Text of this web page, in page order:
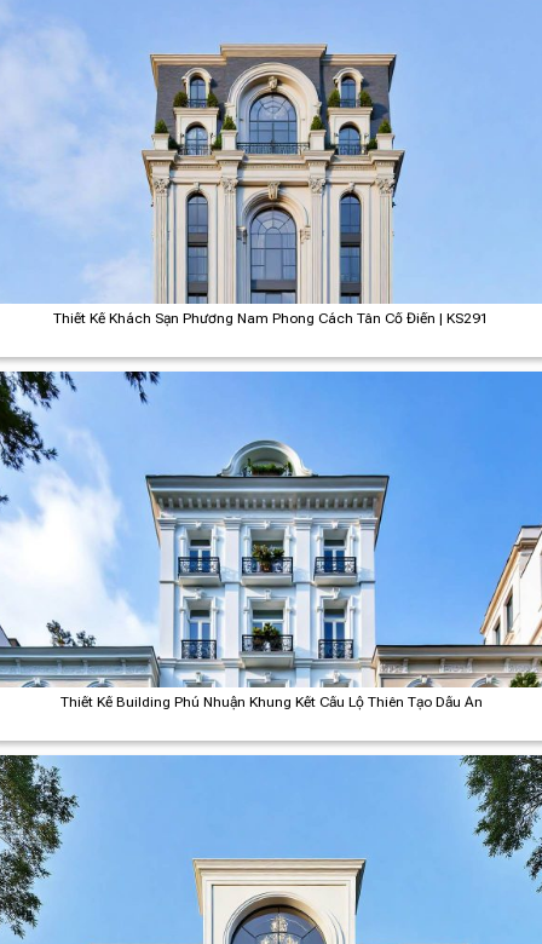
Thiết Kế Khách Sạn Phương Nam Phong Cách Tân Cổ Điển | KS291
Thiết Kế Building Phú Nhuận Khung Kết Cấu Lộ Thiên Tạo Dấu Ấn